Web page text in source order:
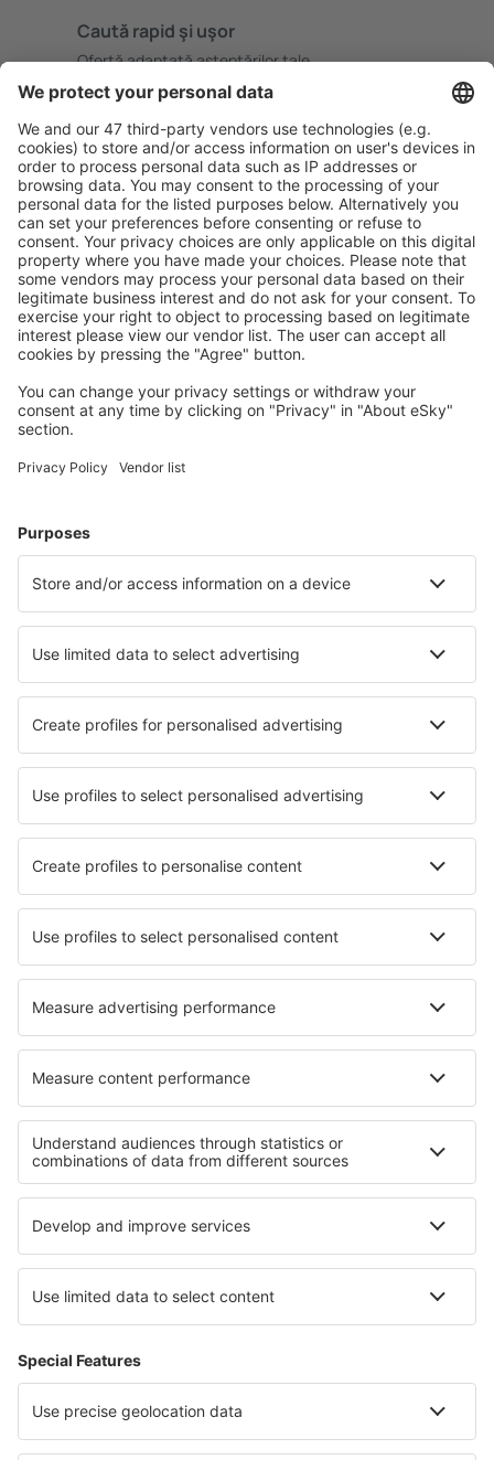
Caută rapid şi uşor
Ofertă adaptată aşteptărilor tale.
Planifică ȋn siguranţă
Rezervare fără griji cu opțiune gratuită de anulare.
Economiseşte mai mult
Prețuri atractive și oferte speciale pentru utilizatorii
conectați.
Cazarea preferată
Alege din peste 1,3 mil. de opţiuni: hoteluri, cabane,
Cele mai căutate cazări de către utilizatorii eSky
Cazare în Retalhuleu
Cazare în Santa Catarina Palopó
Cazare în Antigua Guatemala Cazare în San Juan La Laguna
Cazare în Flores Cazare Villa Canales
Cazare în Rio Dulce
Cele mai bune locuri de cazare - orașe
Cazare în Rabaçal Cazare în Nimburg Cazare Jobal
Cazare Phutthaisong Cazare în Darmstadt
Cazare în Chashan
Cele mai bune locuri de cazare - regiuni
Cazare în Guatemala Cazare in Scotland
Cazare in Cochabamba
Cazare in Indiana Dunes National Lakeshore